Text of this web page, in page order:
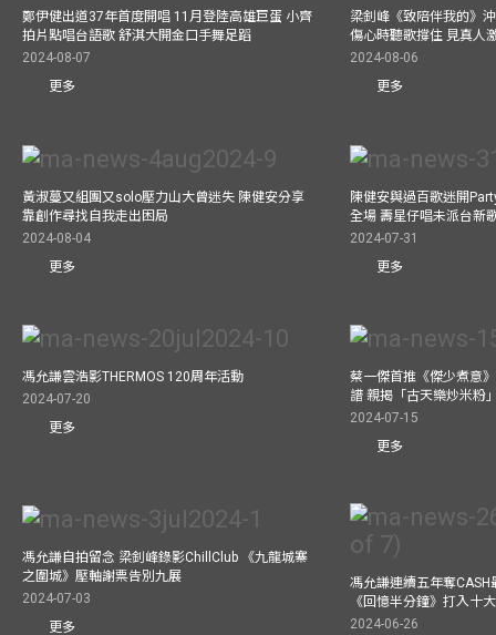
鄭伊健出道37年首度開唱 11月登陸高雄巨蛋 小齊
拍片點唱台語歌 舒淇大開金口手舞足蹈
2024-08-07
更多
梁釗峰《致陪伴我的》
傷心時聽歌撐住 見真人
2024-08-06
更多
黃淑蔓又組團又solo壓力山大曾迷失 陳健安分享
靠創作尋找自我走出困局
2024-08-04
更多
陳健安與過百歌迷開
全場 壽星仔唱未派台新
2024-07-31
更多
馮允謙雲浩影THERMOS 120周年活動
2024-07-20
更多
蔡一傑首推《傑少煮意
譜 親揭「古天樂炒米粉
2024-07-15
更多
馮允謙自拍留念 梁釗峰錄影ChillClub 《九龍城寨
之圍城》壓軸謝票告別九展
2024-07-03
更多
馮允謙連續五年奪
《回憶半分鐘》打入十
2024-06-26